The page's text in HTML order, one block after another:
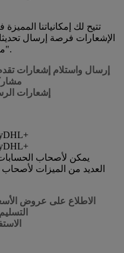
تتيح لك إمكانياتنا
الإشعارات فرصة إرسال
"متى" و "من" سيحصل على التحديثات.
إرسال واستلام إشعارات
إشعارات
يمكن لأصحاب الحسابات
الاطلاع على عروض